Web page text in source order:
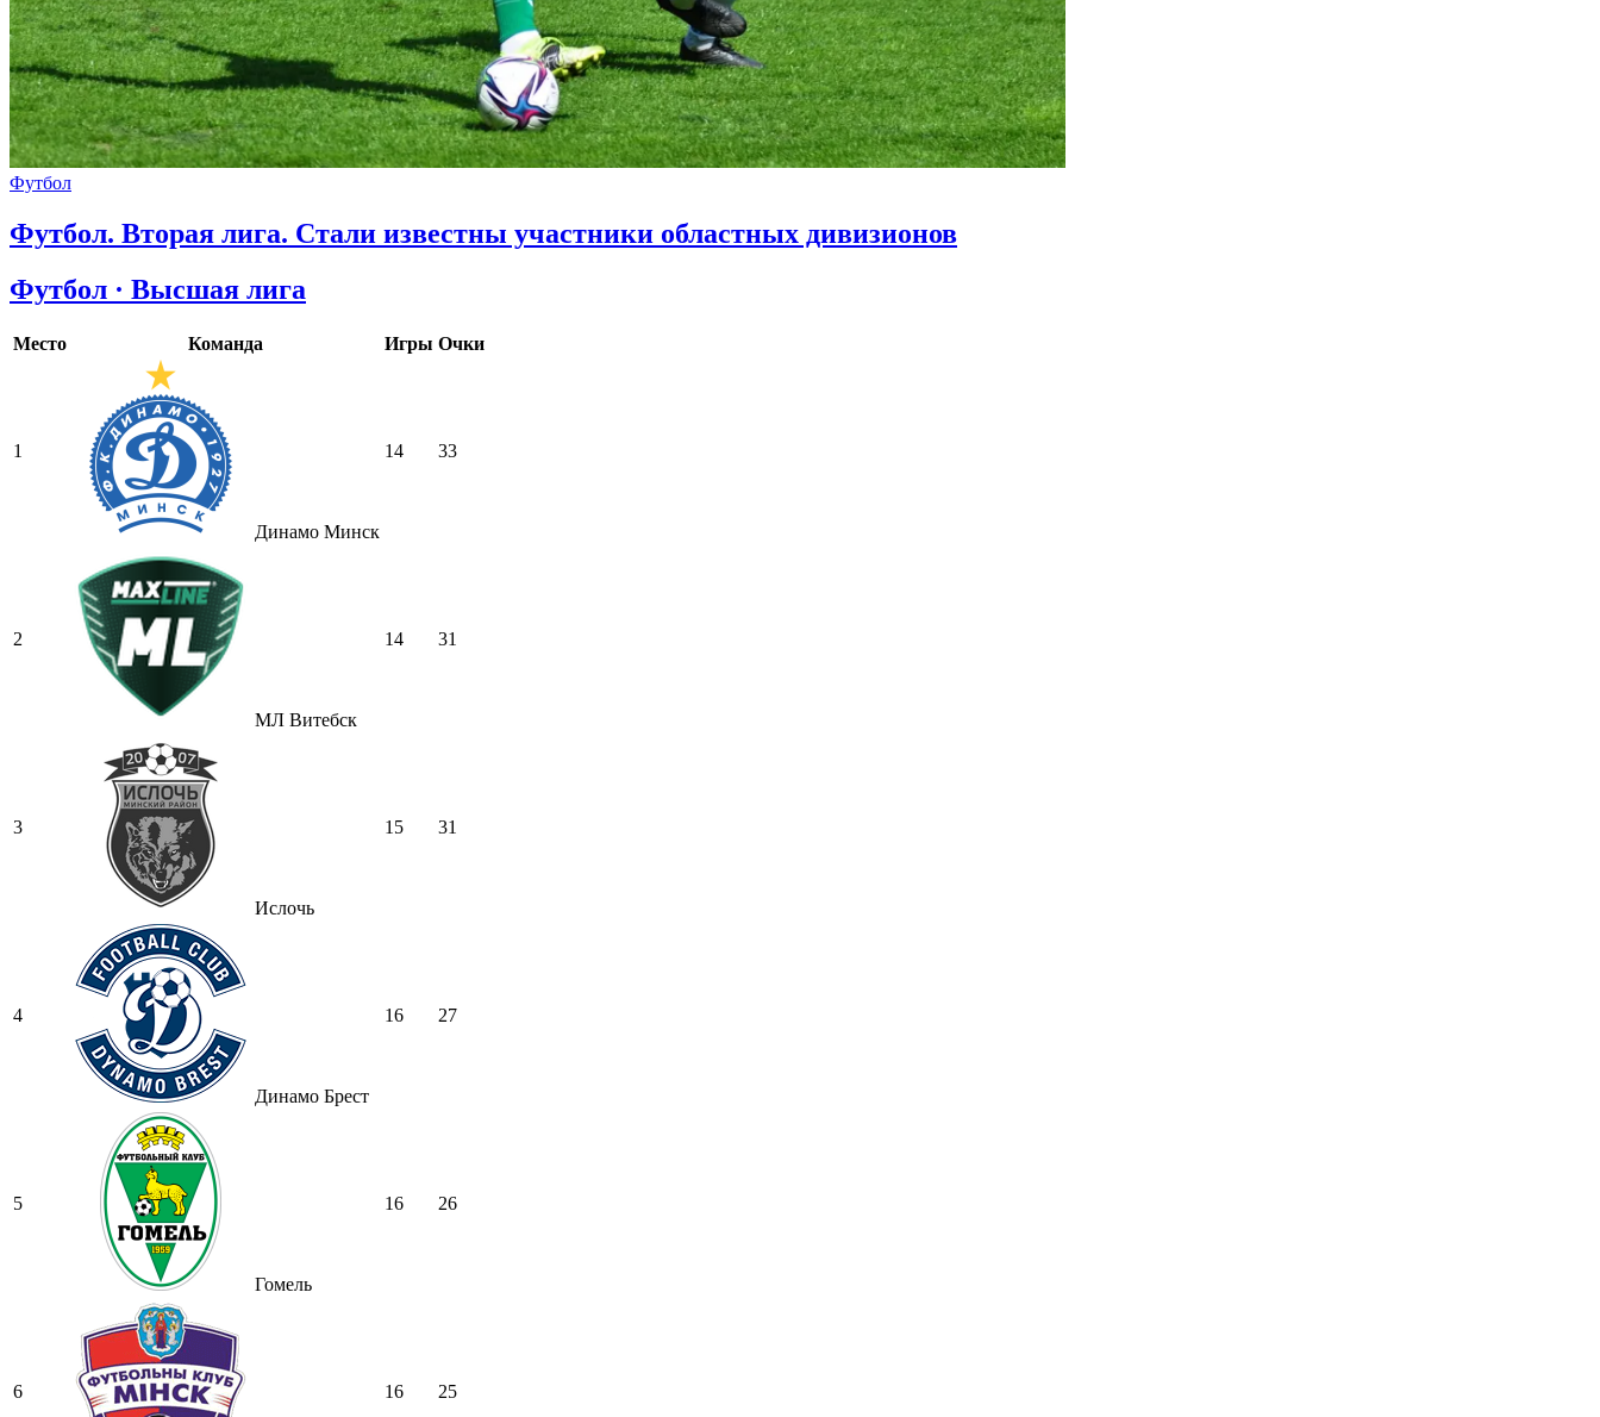
Футбол
Футбол. Вторая лига. Стали известны участники областных дивизионов
Футбол · Высшая лига
Место Команда Игры Очки
1
Динамо Минск
14 33
2
МЛ Витебск
14 31
3
Ислочь
15 31
4
Динамо Брест
16 27
5
Гомель
16 26
6 16 25